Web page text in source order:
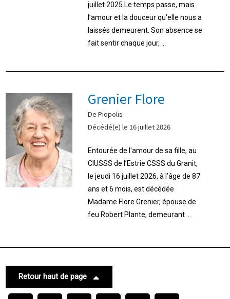
juillet 2025.Le temps passe, mais
l’amour et la douceur qu’elle nous a
laissés demeurent. Son absence se
fait sentir chaque jour, ...
Grenier Flore
De Piopolis
Décédé(e) le 16 juillet 2026
Entourée de l'amour de sa fille, au
CIUSSS de l’Estrie CSSS du Granit,
le jeudi 16 juillet 2026, à l’âge de 87
ans et 6 mois, est décédée
Madame Flore Grenier, épouse de
feu Robert Plante, demeurant ...
Retour haut de page